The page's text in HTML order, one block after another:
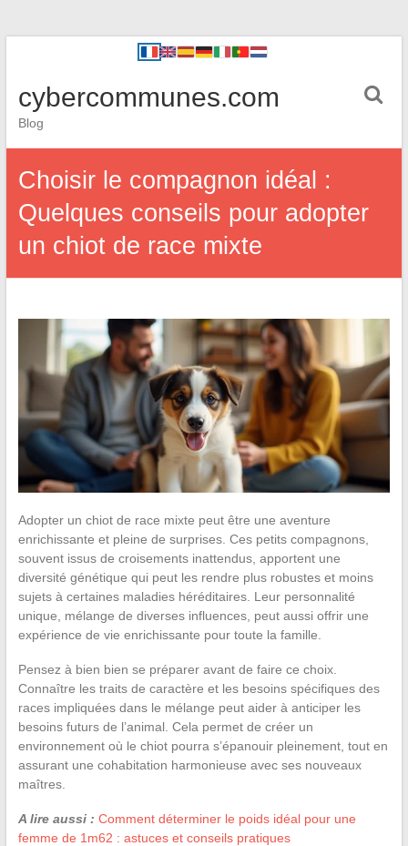
cybercommunes.com
Blog
Choisir le compagnon idéal :
Quelques conseils pour adopter
un chiot de race mixte
Adopter un chiot de race mixte peut être une aventure
enrichissante et pleine de surprises. Ces petits compagnons,
souvent issus de croisements inattendus, apportent une
diversité génétique qui peut les rendre plus robustes et moins
sujets à certaines maladies héréditaires. Leur personnalité
unique, mélange de diverses influences, peut aussi offrir une
expérience de vie enrichissante pour toute la famille.
Pensez à bien bien se préparer avant de faire ce choix.
Connaître les traits de caractère et les besoins spécifiques des
races impliquées dans le mélange peut aider à anticiper les
besoins futurs de l’animal. Cela permet de créer un
environnement où le chiot pourra s’épanouir pleinement, tout en
assurant une cohabitation harmonieuse avec ses nouveaux
maîtres.
A lire aussi : Comment déterminer le poids idéal pour une
femme de 1m62 : astuces et conseils pratiques